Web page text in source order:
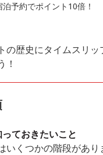
予約でポイント10倍！
の歴史にタイムスリ
！
ておきたいこと
いくつかの階段があり